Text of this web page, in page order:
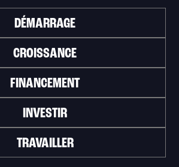
DÉMARRAGE
CROISSANCE
FINANCEMENT
INVESTIR
TRAVAILLER